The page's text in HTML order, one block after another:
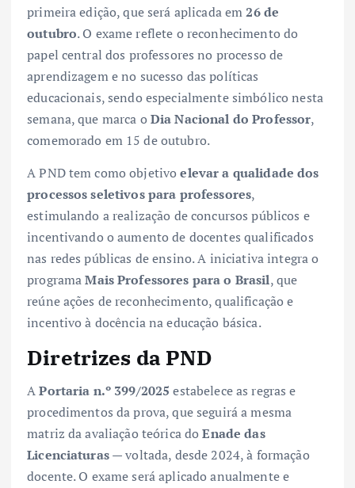
primeira edição, que será aplicada em26 de
outubro. O exame reflete o reconhecimento do
papel central dos professores no processo de
aprendizagem e no sucesso das políticas
educacionais, sendo especialmente simbólico nesta
semana, que marca oDia Nacional do Professor,
comemorado em 15 de outubro.
A PND tem como objetivoelevar a qualidade dos
processos seletivos para professores,
estimulando a realização de concursos públicos e
incentivando o aumento de docentes qualificados
nas redes públicas de ensino. A iniciativa integra o
programaMais Professores para o Brasil, que
reúne ações de reconhecimento, qualificação e
incentivo à docência na educação básica.
Diretrizes da PND
APortaria n.º 399/2025 estabelece as regras e
procedimentos da prova, que seguirá a mesma
matriz da avaliação teórica doEnade das
Licenciaturas— voltada, desde 2024, à formação
docente. O exame será aplicado anualmente e